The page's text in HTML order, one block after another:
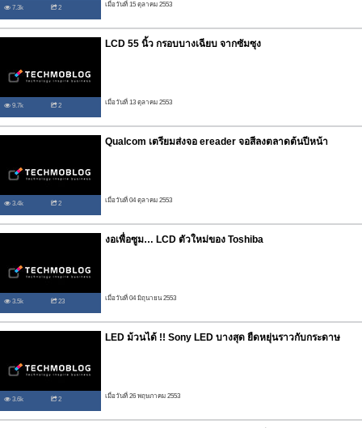
7.3k 2 เมื่อวันที่ 15 ตุลาคม 2553
9.7k 2
LCD 55 นิ้ว กรอบบางเฉียบ จากซัมซุง
เมื่อวันที่ 13 ตุลาคม 2553
3.4k 2
Qualcom เตรียมส่งจอ ereader จอสีลงตลาดต้นปีหน้า
เมื่อวันที่ 04 ตุลาคม 2553
3.5k 23
งอเพื่อซูม… LCD ตัวใหม่ของ Toshiba
เมื่อวันที่ 04 มิถุนายน 2553
3.6k 2
LED ม้วนได้ !! Sony LED บางสุด ยืดหยุ่นราวกับกระดาษ
เมื่อวันที่ 26 พฤษภาคม 2553